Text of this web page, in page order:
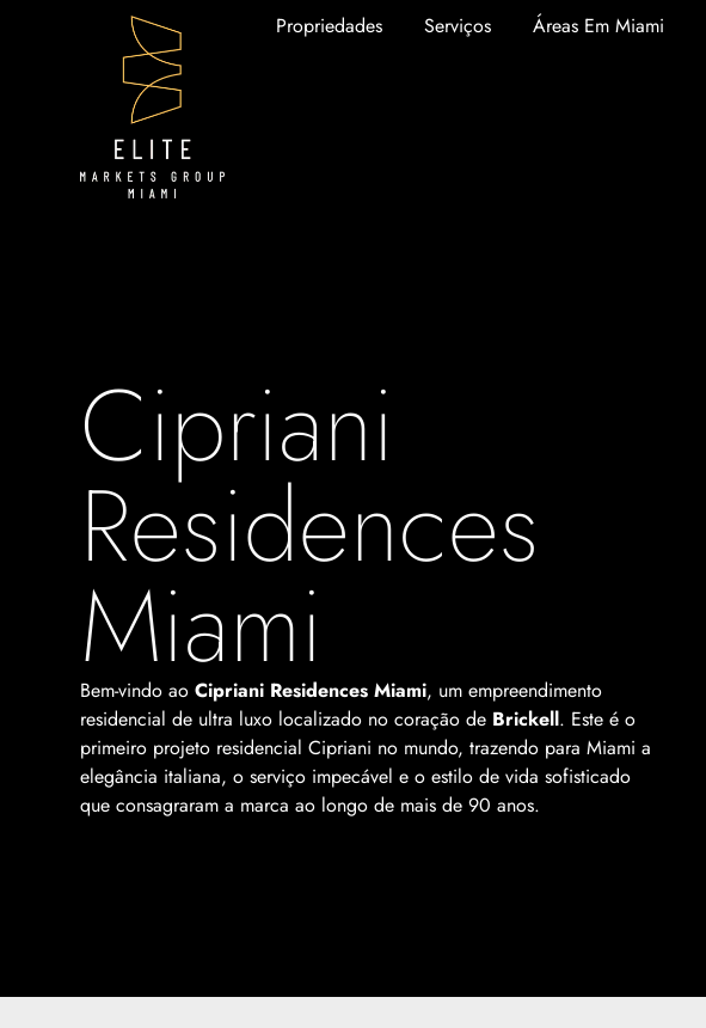
Propriedades Serviços Áreas Em Miami
Cipriani
Residences
Miami
Bem-vindo aoCipriani Residences Miami, um empreendimento
residencial de ultra luxo localizado no coração de Brickell. Este é o
primeiro projeto residencial Cipriani no mundo, trazendo para Miami a
elegância italiana, o serviço impecável e o estilo de vida sofisticado
que consagraram a marca ao longo de mais de 90 anos.